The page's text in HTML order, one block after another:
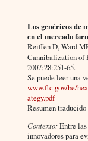
Los genéricos de
en el mercado
Reiffen D, Ward
Cannibalization of
2007;28:251-65.
Se puede leer una
www.ftc.gov/be/
ategy.pdf
Resumen
Contexto:Entre
innovadores para